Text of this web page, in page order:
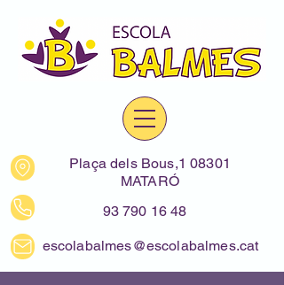
Plaça dels Bous,1 08301
MATARÓ
93 790 16 48
escolabalmes@escolabalmes.cat